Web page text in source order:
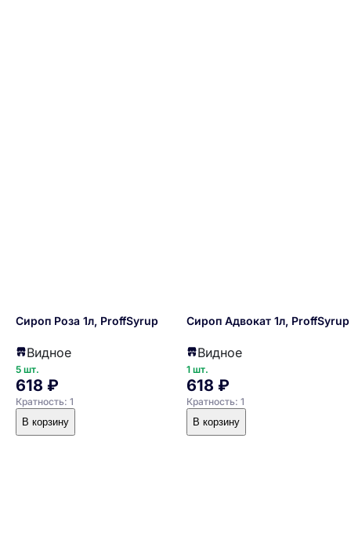
Сироп Роза 1л, ProffSyrup
Видное
5 шт.
618 ₽
Кратность: 1
В корзину
Сироп Адвокат 1л, ProffSyrup
Видное
1 шт.
618 ₽
Кратность: 1
В корзину